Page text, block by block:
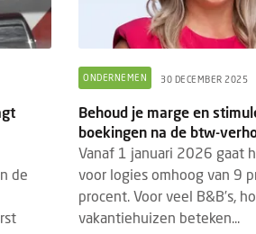
de
ONDERNEMEN 30 DECEMBER 2025
Behoud je marge en
boekingen na de btw-
Vanaf 1 januari 2026 gaat
voor logies omhoog van 9
procent. Voor veel B&B’s,
vakantiehuizen beteken...